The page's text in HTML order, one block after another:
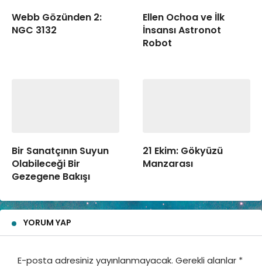
Webb Gözünden 2:
NGC 3132
Ellen Ochoa ve İlk
İnsansı Astronot
Robot
Bir Sanatçının Suyun
Olabileceği Bir
Gezegene Bakışı
21 Ekim: Gökyüzü
Manzarası
YORUM YAP
E-posta adresiniz yayınlanmayacak. Gerekli alanlar *